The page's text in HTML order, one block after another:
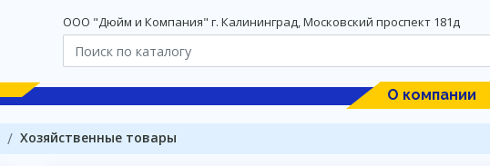
OOO "Дюйм и Компания" г. Калининград, Московский проспект 181д
О компании
Хозяйственные товары